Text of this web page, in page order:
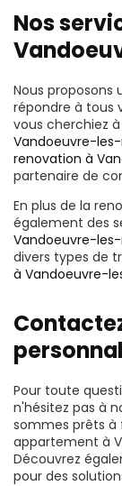
Nos
Nous
répondre à tous
vous cherchiez
Vandoeuvre-
renovation à
partenaire de
En plus de la
également des
Vandoeuvre-
divers types de
à Vandoeuvre-
Pour toute
n'hésitez pas à
sommes prêts à
appartement à
Découvrez
pour des